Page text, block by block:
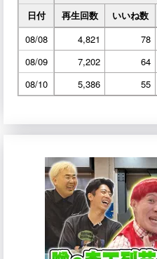
日付
再生回数 いいね数
08/08
4,821 78
08/09
7,202 64
08/10
5,386 55